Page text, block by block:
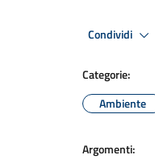
Condividi
Categorie:
Ambiente
Argomenti: